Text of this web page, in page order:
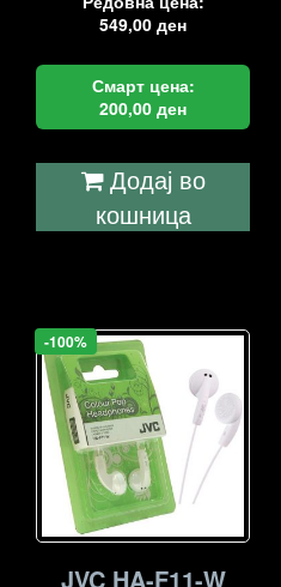
549,00ден
Смарт цена:
200,00ден
Додај во
кошница
-100%
JVC HA-F11-W